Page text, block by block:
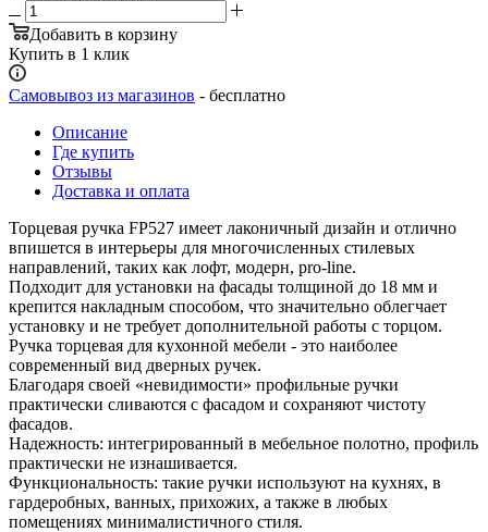
Добавить в корзину
Купить в 1 клик
Самовывоз из магазинов - бесплатно
Описание
Где купить
Отзывы
Доставка и оплата
Торцевая ручка FP527 имеет лаконичный дизайн и отлично
впишется в интерьеры для многочисленных стилевых
направлений, таких как лофт, модерн, pro-line.
Подходит для установки на фасады толщиной до 18 мм и
крепится накладным способом, что значительно облегчает
установку и не требует дополнительной работы с торцом.
Ручка торцевая для кухонной мебели - это наиболее
современный вид дверных ручек.
Благодаря своей «невидимости» профильные ручки
практически сливаются с фасадом и сохраняют чистоту
фасадов.
Надежность: интегрированный в мебельное полотно, профиль
практически не изнашивается.
Функциональность: такие ручки используют на кухнях, в
гардеробных, ванных, прихожих, а также в любых
помещениях минималистичного стиля.